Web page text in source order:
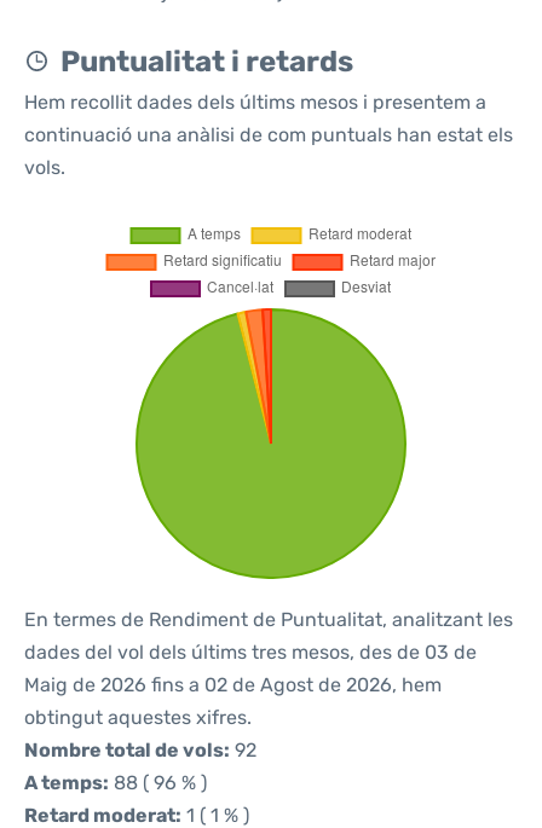
Puntualitat i retards
Hem recollit dades dels últims mesos i presentem a
continuació una anàlisi de com puntuals han estat els
vols.
En termes de Rendiment de Puntualitat, analitzant les
dades del vol dels últims tres mesos, des de 03 de
Maig de 2026 fins a 02 de Agost de 2026, hem
obtingut aquestes xifres.
Nombre total de vols: 92
A temps: 88 ( 96 % )
Retard moderat: 1 ( 1 % )